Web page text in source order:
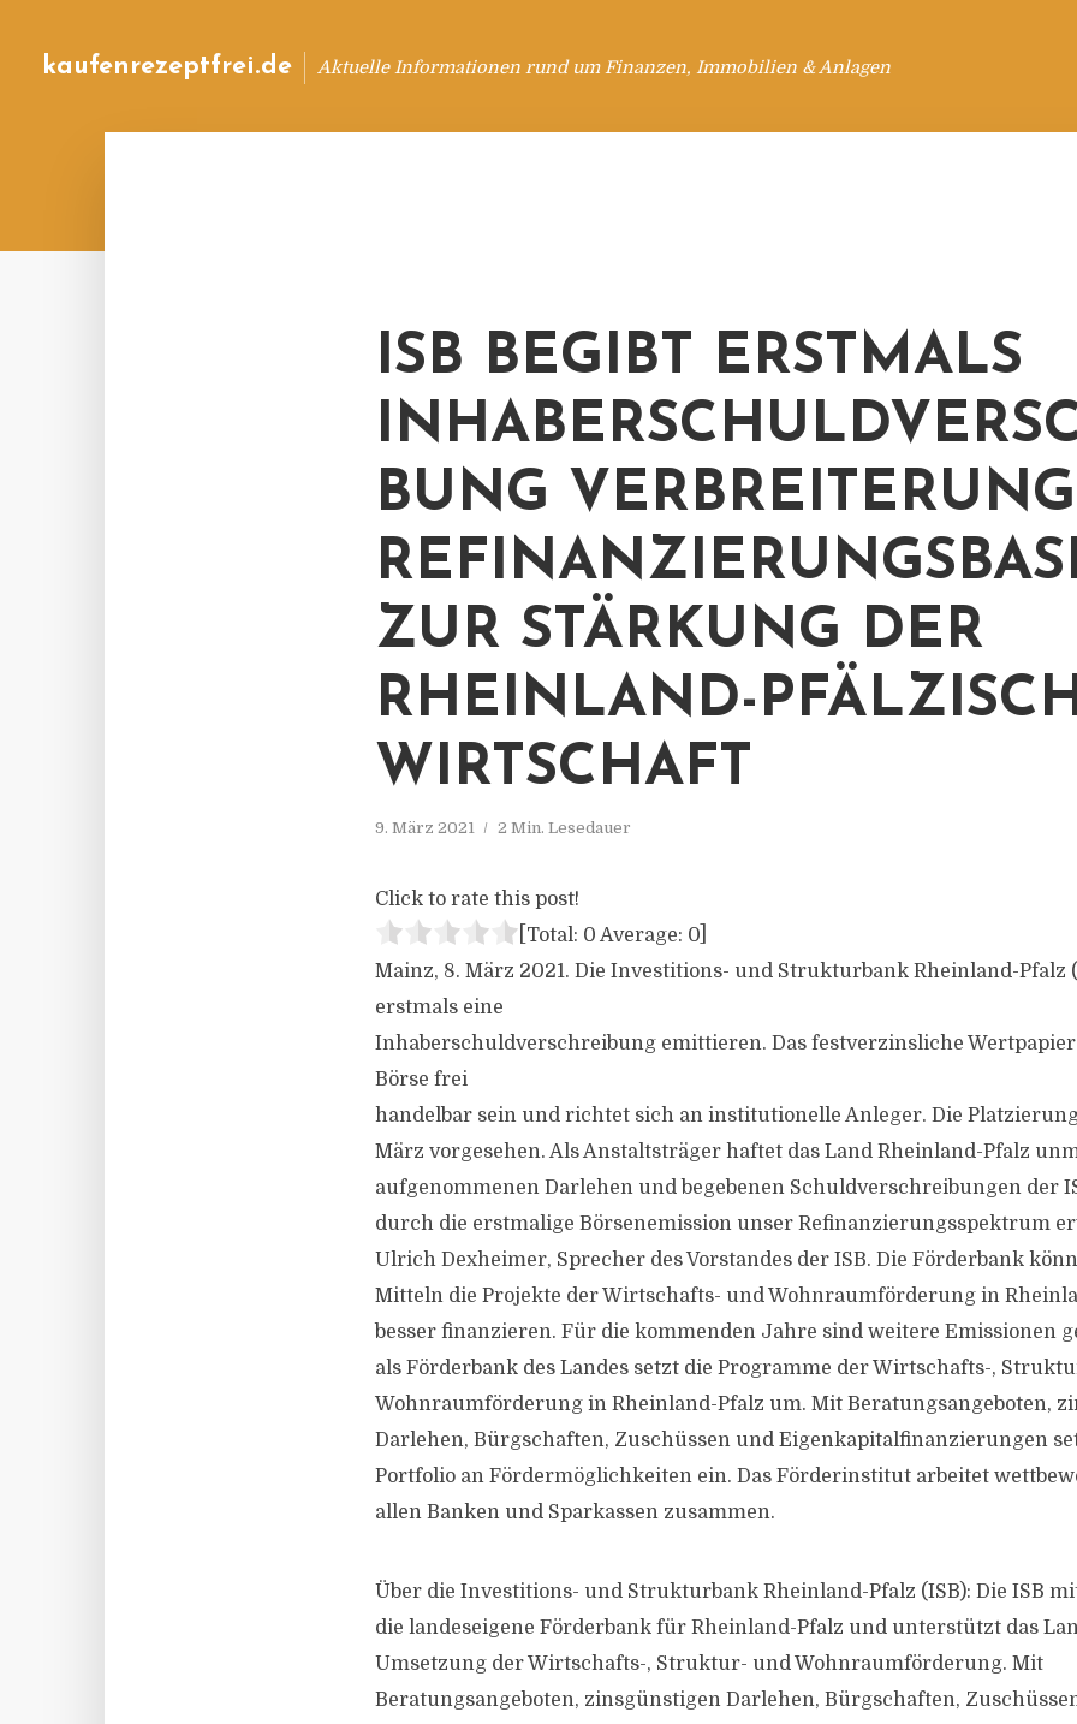
kaufenrezeptfrei.de Aktuelle Informationen rund um Finanzen, Immobilien & Anlagen
ISB BEGIBT ERSTMALS
BUNG
ZUR STÄRKUNG DER
RHEINLAND-
WIRTSCHAFT
9. März 2021 2 Min. Lesedauer
Click to rate this post!
[Total: 0 Average: 0
Mainz, 8. März 2021. Die Investitions- und Strukturbank Rheinland-Pfalz
erstmals eine
Inhaberschuldverschreibung emittieren. Das festverzinsliche
Börse frei
handelbar sein und richtet sich an institutionelle Anleger. Die
März vorgesehen. Als Anstaltsträger haftet das Land Rheinland-Pfalz
aufgenommenen Darlehen und begebenen Schuldverschreibungen der
durch die erstmalige Börsenemission unser Refinanzierungsspektrum
Ulrich Dexheimer, Sprecher des Vorstandes der ISB. Die Förderbank
Mitteln die Projekte der Wirtschafts- und Wohnraumförderung in
besser finanzieren. Für die kommenden Jahre sind weitere Emissionen
als Förderbank des Landes setzt die Programme der Wirtschafts-,
Wohnraumförderung in Rheinland-Pfalz um. Mit Beratungsangeboten,
Darlehen, Bürgschaften, Zuschüssen und Eigenkapitalfinanzierungen
Portfolio an Fördermöglichkeiten ein. Das Förderinstitut arbeitet
allen Banken und Sparkassen zusammen.
Über die Investitions- und Strukturbank Rheinland-Pfalz (ISB): Die ISB
die landeseigene Förderbank für Rheinland-Pfalz und unterstützt das
Umsetzung der Wirtschafts-, Struktur- und Wohnraumförderung. Mit
Beratungsangeboten, zinsgünstigen Darlehen, Bürgschaften,